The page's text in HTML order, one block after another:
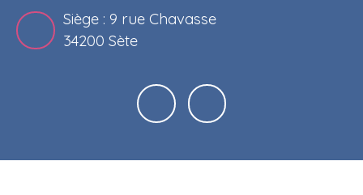
Siège : 9 rue Chavasse
34200 Sète